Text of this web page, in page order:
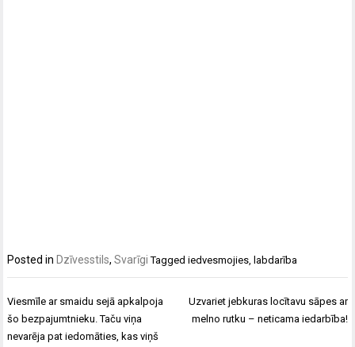
Posted in Dzīvesstils,Svarīgi Taggediedvesmojies labdarība
Ziņu
izvēlne
Viesmīle ar smaidu sejā apkalpoja
šo bezpajumtnieku. Taču viņa
nevarēja pat iedomāties, kas viņš
Uzvariet jebkuras locītavu sāpes ar
melno rutku – neticama iedarbība!